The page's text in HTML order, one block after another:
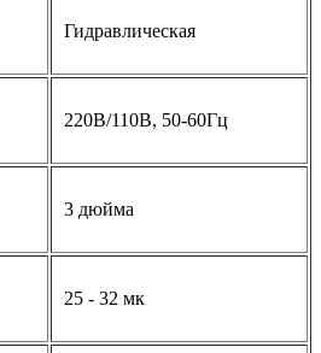
Гидравлическая
220В/110В, 50-60Гц
3 дюйма
25 - 32 мк